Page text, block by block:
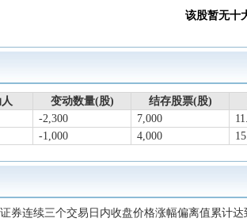
于2025-09-26召开2025年第一次临时股东大会
截止2025-06-30，公司A股股东户数为
于2025-06-24召开2024年年度股东大会 查看
东兴证券股份有限公司于2025年2月14日收
财政部拟将其所持有的中国东方的股权全
人将由财政部变更为汇金公司。
2024年年报归属净利润15.44亿元，同比增长
该股暂无十
变动数量(股) 结存股票(股)
-2,300 7,000
-1,000 4,000
券连续三个交易日内收盘价格涨幅偏离值累计达